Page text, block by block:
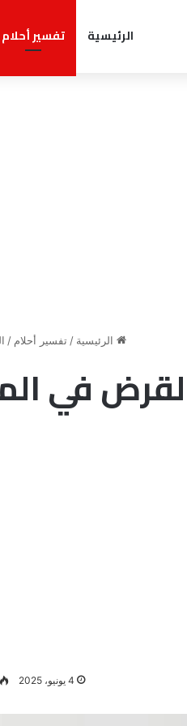
الرئيسية تفسير أحلام
الرئيسية / تفسير أحلام /
في
4 يونيو، 2025